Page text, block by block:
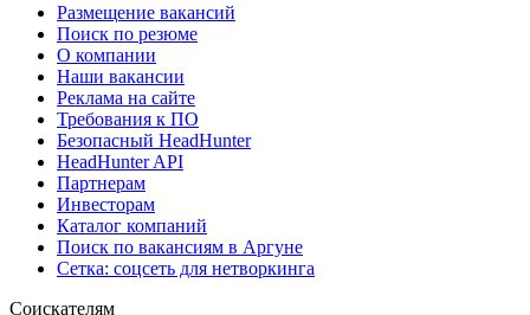
Размещение вакансий
Поиск по резюме
О компании
Наши вакансии
Реклама на сайте
Требования к ПО
Безопасный HeadHunter
HeadHunter API
Партнерам
Инвесторам
Каталог компаний
Поиск по вакансиям в Аргуне
Сетка: соцсеть для нетворкинга
Соискателям